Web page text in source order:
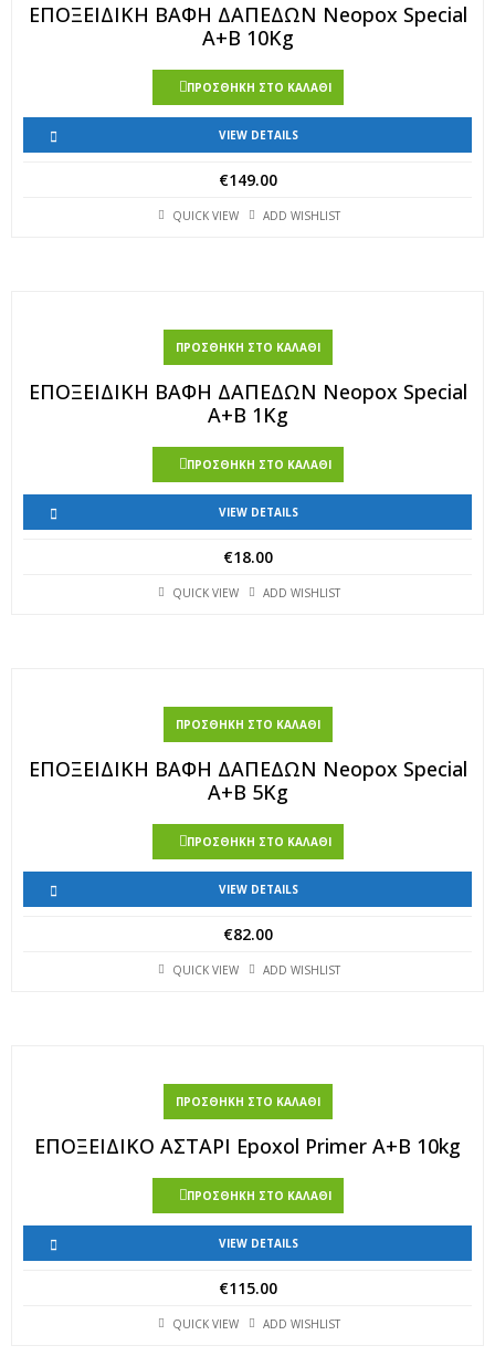
ΕΠΟΞΕΙΔΙΚΗ ΒΑΦΗ ΔΑΠΕΔΩΝ Neopox Special
Α+Β 10Kg
ΠΡΟΣΘΉΚΗ ΣΤΟ ΚΑΛΆΘΙ
VIEW DETAILS
€149.00
QUICK VIEW ADD WISHLIST
ΠΡΟΣΘΉΚΗ ΣΤΟ ΚΑΛΆΘΙ
ΕΠΟΞΕΙΔΙΚΗ ΒΑΦΗ ΔΑΠΕΔΩΝ Neopox Special
Α+Β 1Kg
ΠΡΟΣΘΉΚΗ ΣΤΟ ΚΑΛΆΘΙ
VIEW DETAILS
€18.00
QUICK VIEW ADD WISHLIST
ΠΡΟΣΘΉΚΗ ΣΤΟ ΚΑΛΆΘΙ
ΕΠΟΞΕΙΔΙΚΗ ΒΑΦΗ ΔΑΠΕΔΩΝ Neopox Special
Α+Β 5Kg
ΠΡΟΣΘΉΚΗ ΣΤΟ ΚΑΛΆΘΙ
VIEW DETAILS
€82.00
QUICK VIEW ADD WISHLIST
ΠΡΟΣΘΉΚΗ ΣΤΟ ΚΑΛΆΘΙ
ΕΠΟΞΕΙΔΙΚΟ ΑΣΤΑΡΙ Epoxol Primer A+B 10kg
ΠΡΟΣΘΉΚΗ ΣΤΟ ΚΑΛΆΘΙ
VIEW DETAILS
€115.00
QUICK VIEW ADD WISHLIST